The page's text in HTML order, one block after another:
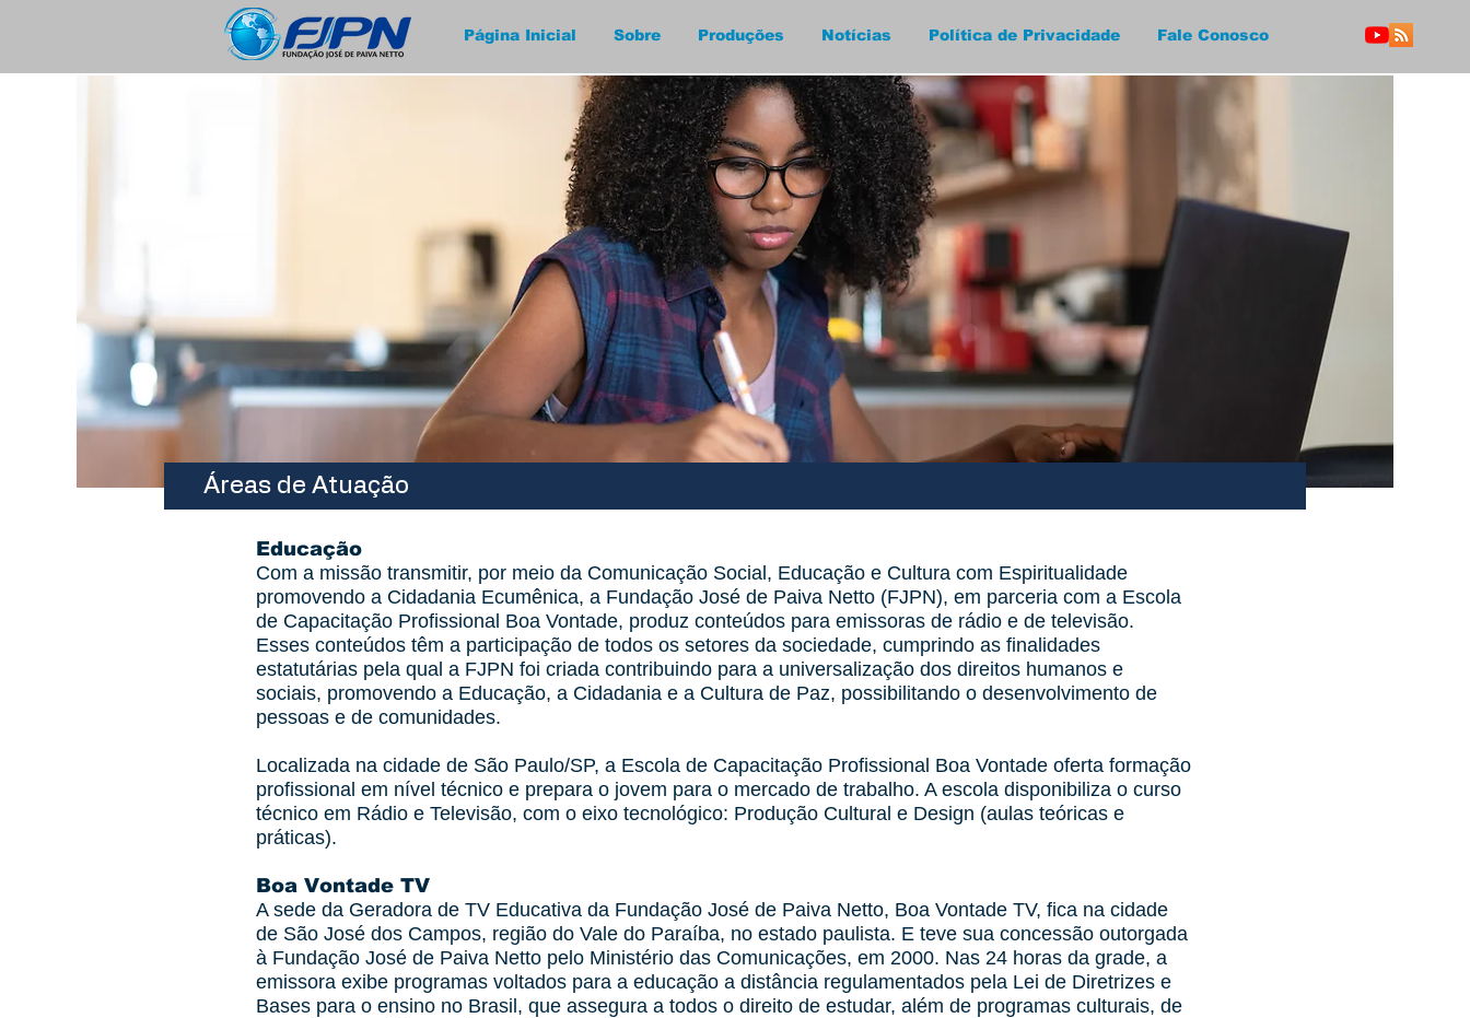
Página Inicial Sobre Produções Notícias Política de Privacidade Fale Conosco
Áreas de Atuação
Educação
Com a missão transmitir, por meio da Comunicação Social, Educação e Cultura com Espiritualidade
promovendo a Cidadania Ecumênica, a Fundação José de Paiva Netto (FJPN), em parceria com a Escola
de Capacitação Profissional Boa Vontade, produz conteúdos para emissoras de rádio e de televisão.
Esses conteúdos têm a participação de todos os setores da sociedade, cumprindo as finalidades
estatutárias pela qual a FJPN foi criada contribuindo para a universalização dos direitos humanos e
sociais, promovendo a Educação, a Cidadania e a Cultura de Paz, possibilitando o desenvolvimento de
pessoas e de comunidades.
Localizada na cidade de São Paulo/SP, a Escola de Capacitação Profissional Boa Vontade oferta formação
profissional em nível técnico e prepara o jovem para o mercado de trabalho. A escola disponibiliza o curso
técnico em Rádio e Televisão, com o eixo tecnológico: Produção Cultural e Design (aulas teóricas e
práticas).
Boa Vontade TV
A sede da Geradora de TV Educativa da Fundação José de Paiva Netto, Boa Vontade TV, fica na cidade
de São José dos Campos, região do Vale do Paraíba, no estado paulista. E teve sua concessão outorgada
à Fundação José de Paiva Netto pelo Ministério das Comunicações, em 2000. Nas 24 horas da grade, a
emissora exibe programas voltados para a educação a distância regulamentados pela Lei de Diretrizes e
Bases para o ensino no Brasil, que assegura a todos o direito de estudar, além de programas culturais, de